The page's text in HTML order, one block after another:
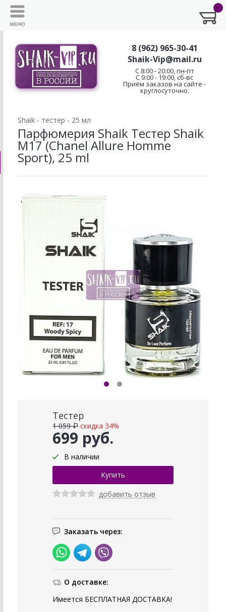
8 (962) 965-30-41
Shaik-Vip@mail.ru
C 8:00 - 20:00, пн-пт
С 9:00 - 19:00, сб-вс
Приём заказов на сайте -
круглосуточно.
Shaik - тестер - 25 мл
Парфюмерия Shaik Тестер Shaik
M17 (Chanel Allure Homme
Sport), 25 ml
Тестер
699 руб.
1 059 ₽ скидка 34%
В наличии
добавить отзыв
Заказать через:
О доставке:
Имеется БЕСПЛАТНАЯ ДОСТАВКА!